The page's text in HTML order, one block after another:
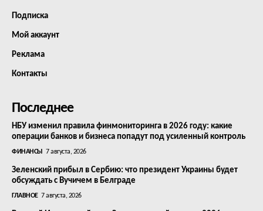
Подписка
Мой аккаунт
Реклама
Контакты
Последнее
НБУ изменил правила финмониторинга в 2026 году: какие
операции банков и бизнеса попадут под усиленный контроль
ФИНАНСЫ 7 августа, 2026
Зеленский прибыл в Сербию: что президент Украины будет
обсуждать с Вучичем в Белграде
ГЛАВНОЕ 7 августа, 2026